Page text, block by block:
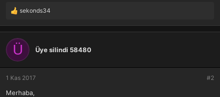
T
p
k
l
e
r
sekonds34
Ü Üye silindi 58480
1 Kas 2017 #2
Merhaba,